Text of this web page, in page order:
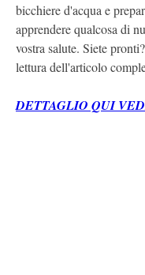
bicchiere d'acqua e
apprendere qualcosa di
vostra salute. Siete
lettura dell'articolo
DETTAGLIO QUI